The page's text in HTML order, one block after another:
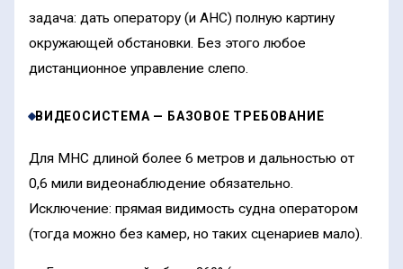
задача: дать оператору (и АНС) полную картину
окружающей обстановки. Без этого любое
дистанционное управление слепо.
ВИДЕОСИСТЕМА — БАЗОВОЕ ТРЕБОВАНИЕ
Для МНС длиной более 6 метров и дальностью от
0,6 мили видеонаблюдение обязательно.
Исключение: прямая видимость судна оператором
(тогда можно без камер, но таких сценариев мало).